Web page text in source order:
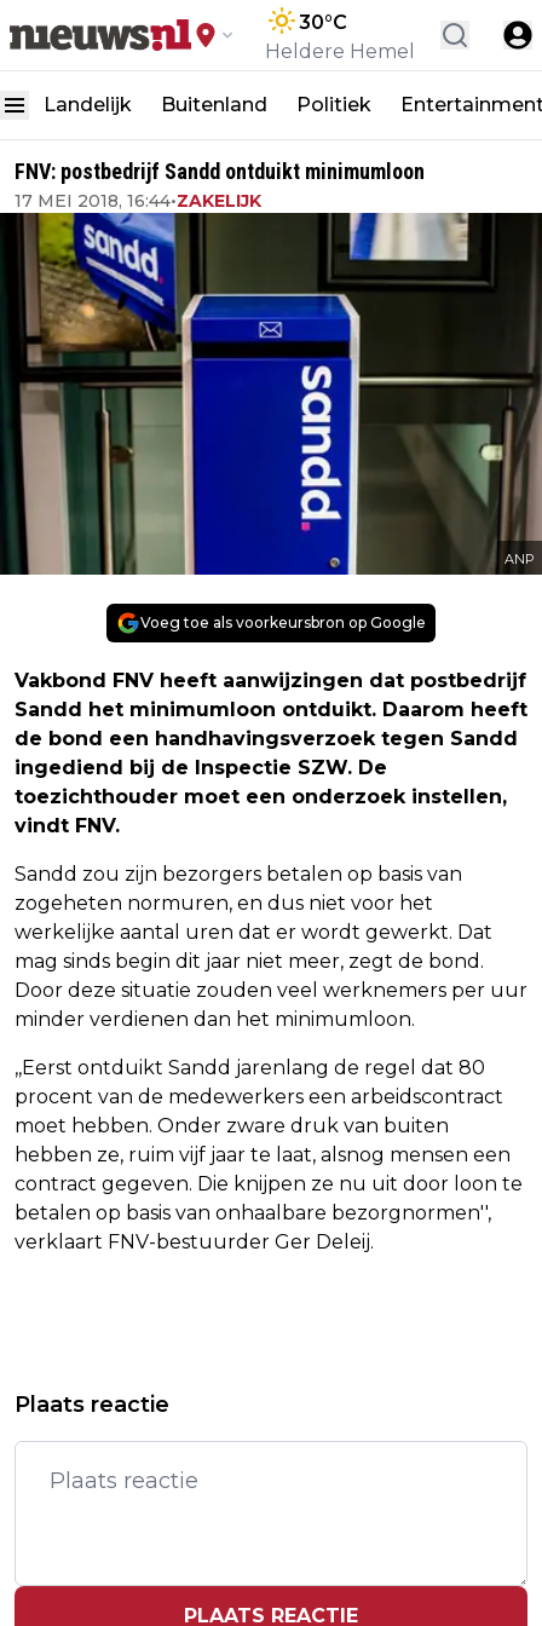
30°C
Heldere Hemel
Landelijk Buitenland Politiek
FNV: postbedrijf Sandd ontduikt minimumloon
17 MEI 2018, 16:44•ZAKELIJK
ANP
Voeg toe als voorkeursbron op Google
Vakbond FNV heeft aanwijzingen dat postbedrijf
Sandd het minimumloon ontduikt. Daarom heeft
de bond een handhavingsverzoek tegen Sandd
ingediend bij de Inspectie SZW. De
toezichthouder moet een onderzoek instellen,
vindt FNV.
Sandd zou zijn bezorgers betalen op basis van
zogeheten normuren, en dus niet voor het
werkelijke aantal uren dat er wordt gewerkt. Dat
mag sinds begin dit jaar niet meer, zegt de bond.
Door deze situatie zouden veel werknemers per uur
minder verdienen dan het minimumloon.
,,Eerst ontduikt Sandd jarenlang de regel dat 80
procent van de medewerkers een arbeidscontract
moet hebben. Onder zware druk van buiten
hebben ze, ruim vijf jaar te laat, alsnog mensen een
contract gegeven. Die knijpen ze nu uit door loon te
betalen op basis van onhaalbare bezorgnormen'',
verklaart FNV-bestuurder Ger Deleij.
STREET
BEWAAR DIT ETEN NIET IN DE
KOELKAST
Plaats reactie
PLAATS REACTIE